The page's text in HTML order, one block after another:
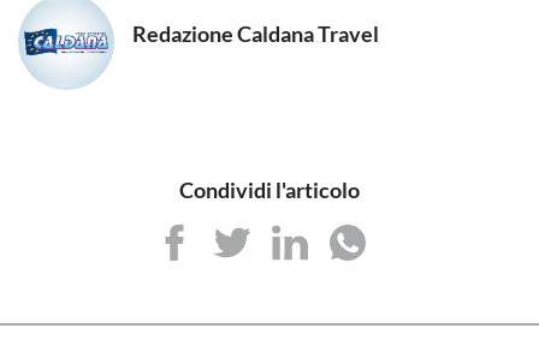
Redazione Caldana Travel
Condividi l'articolo